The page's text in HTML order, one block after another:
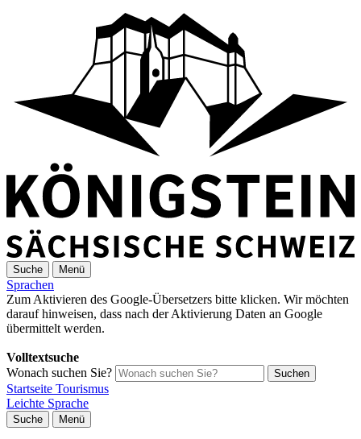
Suche Menü
Sprachen
Zum Aktivieren des Google-Übersetzers bitte klicken. Wir möchten
darauf hinweisen, dass nach der Aktivierung Daten an Google
übermittelt werden.
Volltextsuche
Wonach suchen Sie?
Suchen
Startseite Tourismus
Leichte Sprache
Suche Menü